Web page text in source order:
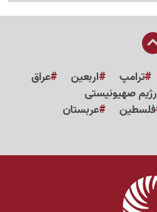
ترامپ اربعین
عراق
رژیم صهیونیستی
فلسطین
عربستان